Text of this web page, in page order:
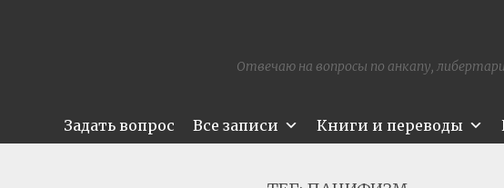
Отвечаю на вопросы по анкапу,
Задать вопрос Все записи Книги и переводы